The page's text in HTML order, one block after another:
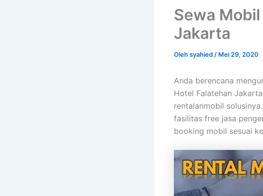
Sewa
Jakarta
Olehsyahied / Mei 29, 2020
Anda berencana
Hotel Falatehan
rentalanmobil
fasilitas free jasa
booking mobil sesuai